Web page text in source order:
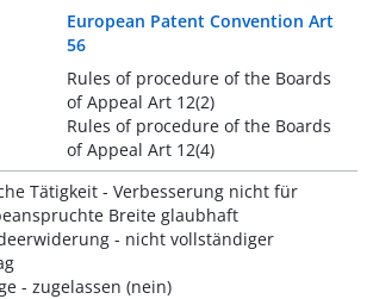
European Patent Convention Art
56
Rules of procedure of the Boards
of Appeal Art 12(2)
Rules of procedure of the Boards
of Appeal Art 12(4)
Tätigkeit - Verbesserung nicht für
Breite glaubhaft
- nicht vollständiger
- zugelassen (nein)